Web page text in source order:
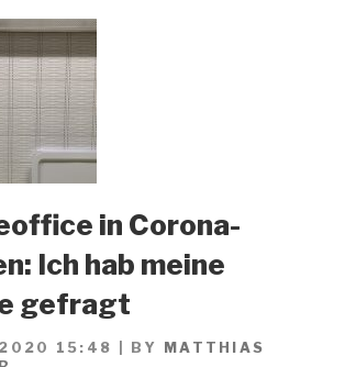
in Corona-
Ich hab meine
gefragt
15:48 BY
MATTHIAS